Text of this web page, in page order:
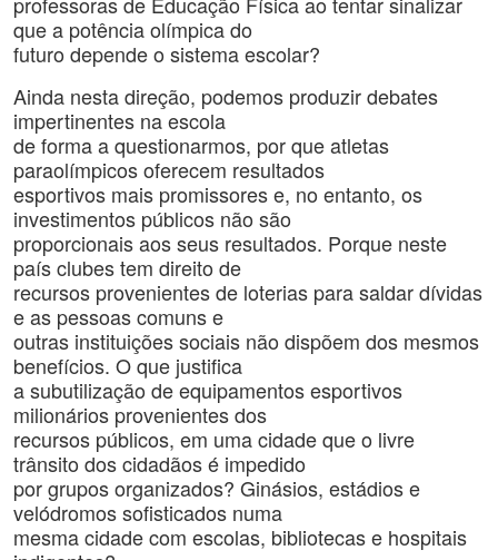
que a potência olímpica do
futuro depende o sistema escolar?
Ainda nesta direção, podemos produzir debates
impertinentes na escola
de forma a questionarmos, por que atletas
paraolímpicos oferecem resultados
esportivos mais promissores e, no entanto, os
investimentos públicos não são
proporcionais aos seus resultados. Porque neste
país clubes tem direito de
recursos provenientes de loterias para saldar dívidas
e as pessoas comuns e
outras instituições sociais não dispõem dos mesmos
benefícios. O que justifica
a subutilização de equipamentos esportivos
milionários provenientes dos
recursos públicos, em uma cidade que o livre
trânsito dos cidadãos é impedido
por grupos organizados? Ginásios, estádios e
velódromos sofisticados numa
mesma cidade com escolas, bibliotecas e hospitais